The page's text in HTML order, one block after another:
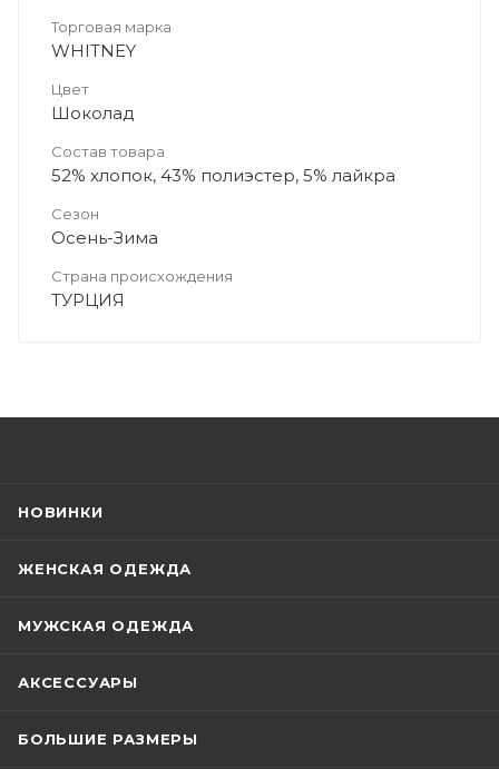
Торговая марка
WHITNEY
Цвет
Шоколад
Состав товара
52% хлопок, 43% полиэстер, 5% лайкра
Сезон
Осень-Зима
Страна происхождения
ТУРЦИЯ
НОВИНКИ
ЖЕНСКАЯ ОДЕЖДА
МУЖСКАЯ ОДЕЖДА
АКСЕССУАРЫ
БОЛЬШИЕ РАЗМЕРЫ